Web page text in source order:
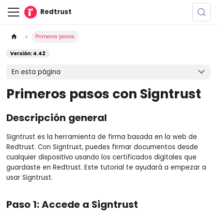
Redtrust
Primeros pasos
Versión: 4.42
En esta página
Primeros pasos con Signtrust
Descripción general
Signtrust es la herramienta de firma basada en la web de
Redtrust. Con Signtrust, puedes firmar documentos desde
cualquier dispositivo usando los certificados digitales que
guardaste en Redtrust. Este tutorial te ayudará a empezar a
usar Signtrust.
Paso 1: Accede a Signtrust